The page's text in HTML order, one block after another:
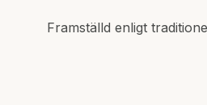
Framställd enligt